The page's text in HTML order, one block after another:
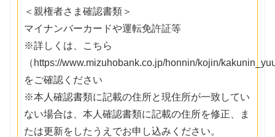
＜親権者さま確認書類＞
マイナンバーカードや運転免許証等
※詳しくは、こちら
（https://www.mizuhobank.co.jp/honnin/kojin/
をご確認ください
※本人確認書類に記載の住所と現住所が一致してい
ない場合は、本人確認書類に記載の住所を修正、ま
たは更新をしたうえでお申し込みください。